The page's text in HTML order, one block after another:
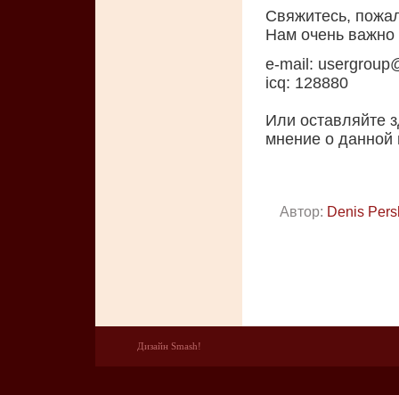
Свяжитесь,
Нам очень
e-mail:
icq: 128880
Или оставляйте
мнение о данной
Автор: Denis
Дизайн Smash!